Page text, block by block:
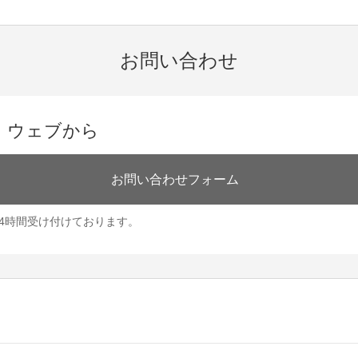
お問い合わせ
ウェブから
お問い合わせフォーム
時間受け付けております。